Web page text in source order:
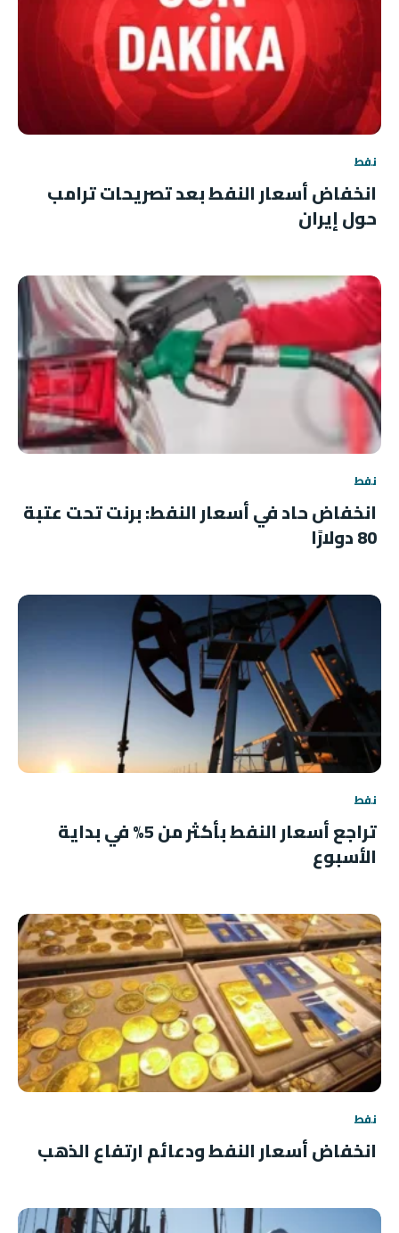
نفط
انخفاض أسعار النفط بعد تصريحات ترامب
حول إيران
نفط
انخفاض حاد في أسعار النفط: برنت تحت عتبة
80 دولارًا
نفط
تراجع أسعار النفط بأكثر من 5% في بداية
الأسبوع
نفط
انخفاض أسعار النفط ودعائم ارتفاع الذهب